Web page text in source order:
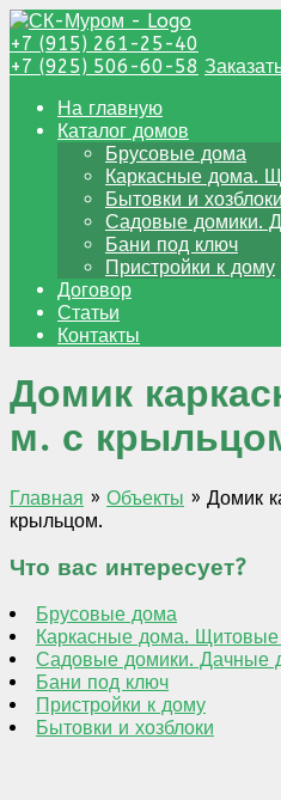
+7 (915) 261-25-40
+7 (925) 506-60-58
На главную
Каталог домов
Брусовые дома
Каркасные дома.
Бытовки и хозблоки
Садовые домики.
Бани под ключ
Пристройки к дому
Договор
Статьи
Контакты
Домик
м. с
Главная » Объекты » Домик
крыльцом.
Что вас интересует?
Брусовые дома
Каркасные дома.
Садовые домики. Дачные
Бани под ключ
Пристройки к дому
Бытовки и хозблоки